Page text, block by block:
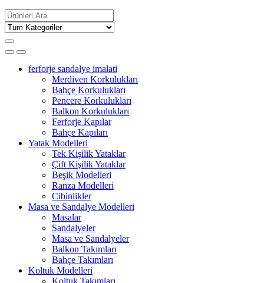
Search
for:
ferforje sandalye imalati
Merdiven Korkulukları
Bahçe Korkulukları
Pencere Korkulukları
Balkon Korkulukları
Ferforje Kapılar
Bahçe Kapıları
Yatak Modelleri
Tek Kişilik Yataklar
Çift Kişilik Yataklar
Beşik Modelleri
Ranza Modelleri
Cibinlikler
Masa ve Sandalye Modelleri
Masalar
Sandalyeler
Masa ve Sandalyeler
Balkon Takımları
Bahçe Takımları
Koltuk Modelleri
Koltuk Takımları